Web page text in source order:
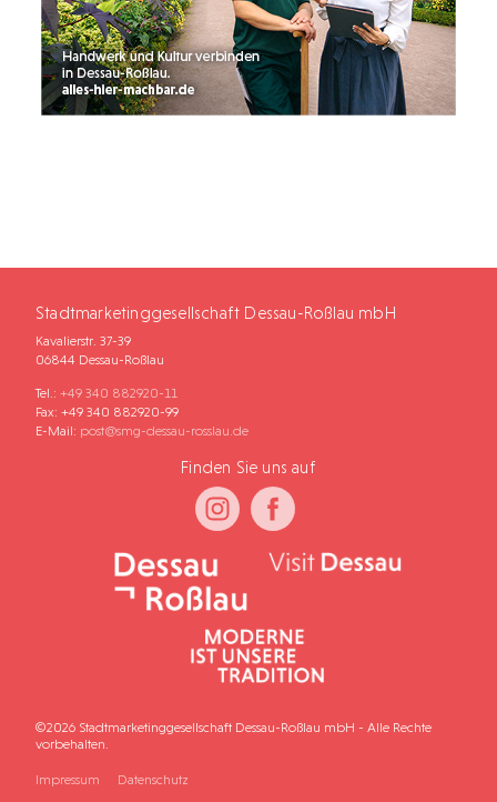
Stadtmarketinggesellschaft Dessau-Roßlau mbH
Kavalierstr. 37-39
06844 Dessau-Roßlau
Tel.: +49 340 882920-11
Fax: +49 340 882920-99
E-Mail: post@smg-dessau-rosslau.de
Finden Sie uns auf
©2026 Stadtmarketinggesellschaft Dessau-Roßlau mbH - Alle Rechte
vorbehalten.
Impressum Datenschutz